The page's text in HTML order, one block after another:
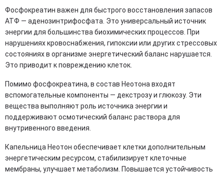
Фосфокреатин важен для быстрого восстановления запасов
АТФ — аденозинтрифосфата. Это универсальный источник
энергии для большинства биохимических процессов. При
нарушениях кровоснабжения, гипоксии или других стрессовых
состояниях в организме энергетический баланс нарушается.
Это приводит к повреждению клеток.
Помимо фосфокреатина, в состав Неотона входят
вспомогательные компоненты — декстрозу и глюкозу. Эти
вещества выполняют роль источника энергии и
поддерживают осмотический баланс раствора для
внутривенного введения.
Капельница Неотон обеспечивает клетки дополнительным
энергетическим ресурсом, стабилизирует клеточные
мембраны, улучшает метаболизм. Повышается устойчивость